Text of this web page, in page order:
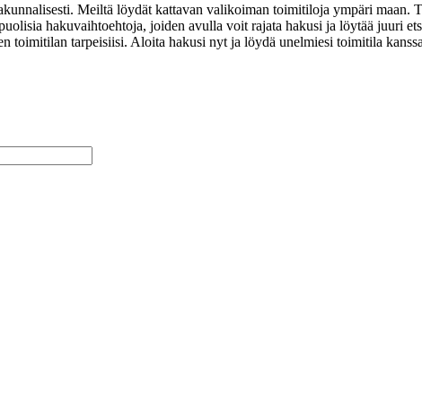
Meiltä löydät kattavan valikoiman toimitiloja ympäri maan.
hakuvaihtoehtoja, joiden avulla voit rajata hakusi ja löytää juuri
toimitilan tarpeisiisi. Aloita hakusi nyt ja löydä unelmiesi toimitila